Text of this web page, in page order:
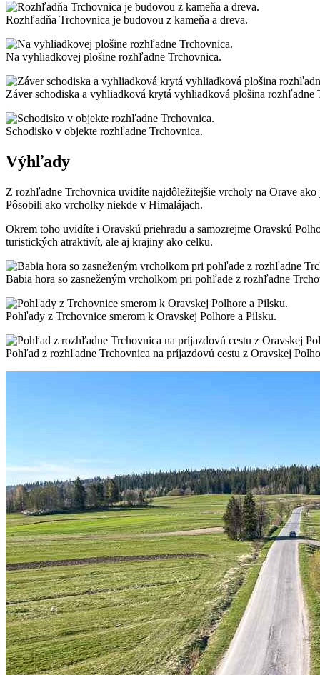
Rozhľadňa Trchovnica je budovou z kameňa a dreva.
Na vyhliadkovej plošine rozhľadne Trchovnica.
Záver schodiska a vyhliadková krytá vyhliadková plošina rozhľadne
Schodisko v objekte rozhľadne Trchovnica.
Výhľady
Z rozhľadne Trchovnica uvidíte najdôležitejšie vrcholy na Orave ako
Pôsobili ako vrcholky niekde v Himalájach.
Okrem toho uvidíte i Oravskú priehradu a samozrejme Oravskú
turistických atraktivít, ale aj krajiny ako celku.
Babia hora so zasneženým vrcholkom pri pohľade z rozhľadne
Pohľady z Trchovnice smerom k Oravskej Polhore a Pilsku.
Pohľad z rozhľadne Trchovnica na príjazdovú cestu z Oravskej